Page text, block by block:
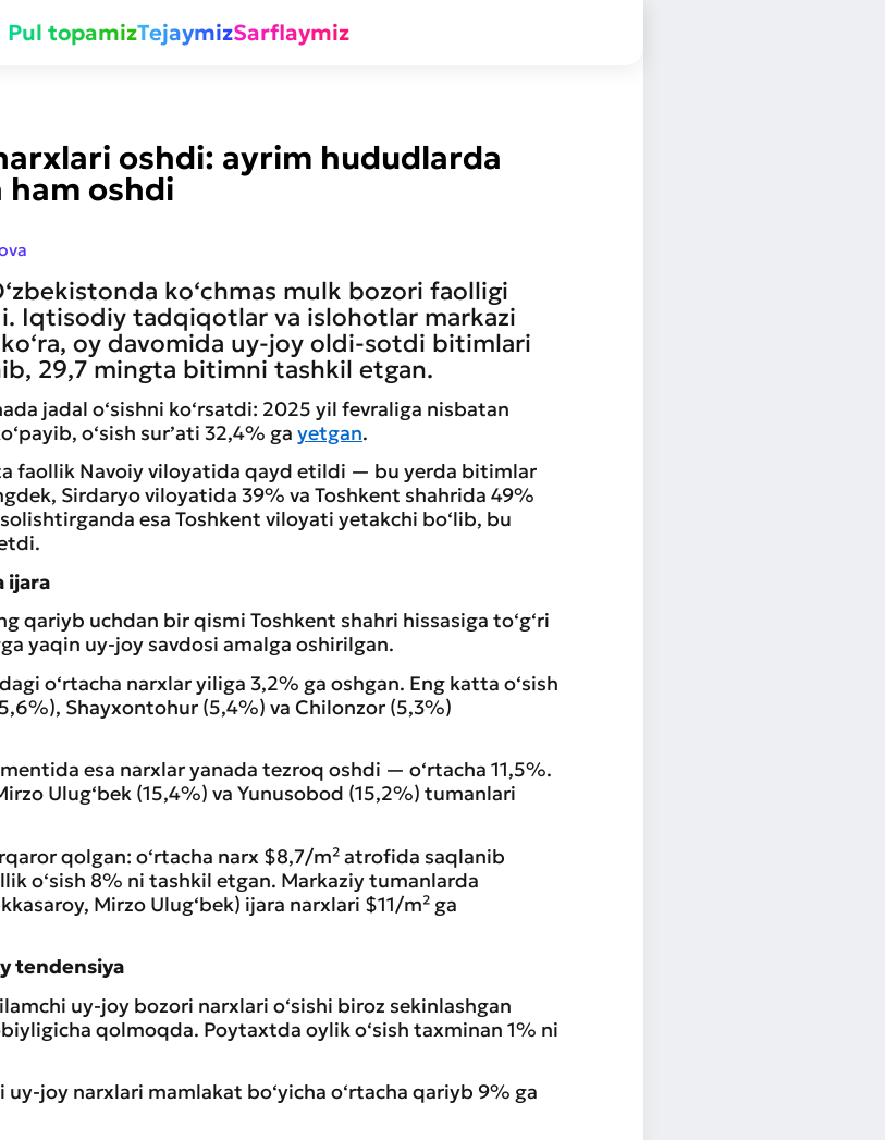
Pul topamizTejaymizSarflaymiz
oshdi: ayrim hududlarda
oshdi
ko‘chmas mulk bozori faolligi
Iqtisodiy tadqiqotlar va islohotlar markazi
oy davomida uy-joy oldi-sotdi bitimlari
29,7 mingta bitimni tashkil etgan.
jadal o‘sishni ko‘rsatdi: 2025 yil fevraliga nisbatan
o‘sish sur’ati 32,4% ga yetgan.
faollik Navoiy viloyatida qayd etildi — bu yerda bitimlar
Sirdaryo viloyatida 39% va Toshkent shahrida 49%
esa Toshkent viloyati yetakchi bo‘lib, bu
ijara
qariyb uchdan bir qismi Toshkent shahri hissasiga to‘g‘ri
yaqin uy-joy savdosi amalga oshirilgan.
o‘rtacha narxlar yiliga 3,2% ga oshgan. Eng katta o‘sish
Shayxontohur (5,4%) va Chilonzor (5,3%)
esa narxlar yanada tezroq oshdi — o‘rtacha 11,5%.
Ulug‘bek (15,4%) va Yunusobod (15,2%) tumanlari
qolgan: o‘rtacha narx $8,7/m² atrofida saqlanib
o‘sish 8% ni tashkil etgan. Markaziy tumanlarda
Mirzo Ulug‘bek) ijara narxlari $11/m² ga
tendensiya
uy-joy bozori narxlari o‘sishi biroz sekinlashgan
qolmoqda. Poytaxtda oylik o‘sish taxminan 1% ni
joy narxlari mamlakat bo‘yicha o‘rtacha qariyb 9% ga